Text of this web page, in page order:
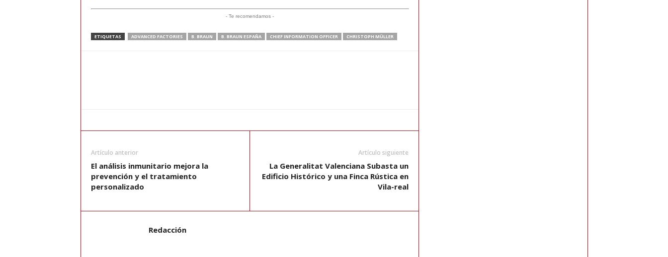
- Te recomendamos -
ETIQUETAS ADVANCED FACTORIES B. BRAUN B. BRAUN ESPAÑA CHIEF INFORMATION OFFICER CHRISTOPH MÜLLER
Artículo anterior
El análisis inmunitario mejora la
prevención y el tratamiento
personalizado
Artículo siguiente
La Generalitat Valenciana Subasta un
Edificio Histórico y una Finca Rústica en
Vila-real
Redacción